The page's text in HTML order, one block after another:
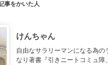
事をかいた人
けんちゃん
自由なサラリーマンになる為
なり著書『引きニートコミュ